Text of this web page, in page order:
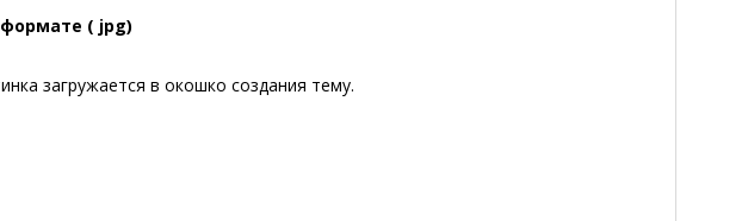
( jpg)
загружается в окошко создания тему.